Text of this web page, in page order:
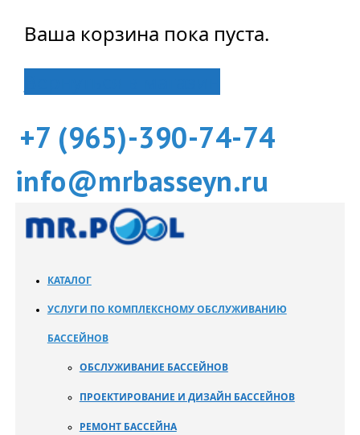
Ваша корзина пока пуста.
+7 (965)-390-74-74
info@mrbasseyn.ru
КАТАЛОГ
УСЛУГИ ПО КОМПЛЕКСНОМУ ОБСЛУЖИВАНИЮ
БАССЕЙНОВ
ОБСЛУЖИВАНИЕ БАССЕЙНОВ
ПРОЕКТИРОВАНИЕ И ДИЗАЙН БАССЕЙНОВ
РЕМОНТ БАССЕЙНА